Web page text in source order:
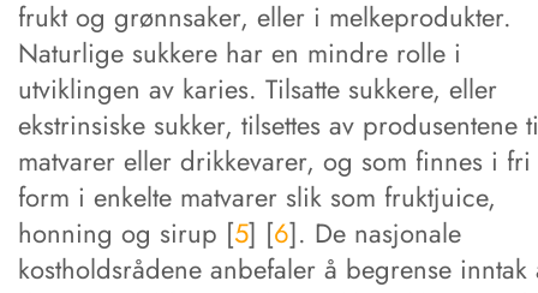
frukt og grønnsaker, eller i melkeprodukter.
Naturlige sukkere har en mindre rolle i
utviklingen av karies. Tilsatte sukkere, eller
ekstrinsiske sukker, tilsettes av produsentene
matvarer eller drikkevarer, og som finnes i fri
form i enkelte matvarer slik som fruktjuice,
honning og sirup [5] [6]. De nasjonale
kostholdsrådene anbefaler å begrense inntak